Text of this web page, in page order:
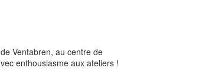
Ventabren, au centre de
enthousiasme aux ateliers !